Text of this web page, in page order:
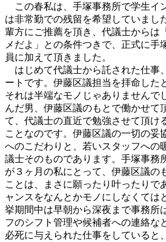
この春私は、手塚事務所で学生イ
は非常勤での残留を希望していまし
輩方にご推薦を頂き、代議士からは
メだよ」との条件つきで、正式に手
員に加えて頂きました。
はじめて代議士から託された仕事
ートです。伊藤区議担当を拝命した
それは半端なモノじゃありませんで
んだ男、伊藤区議のもとで働かせて
て、代議士の直近で勉強させて頂け
ことなのです。伊藤区議の一切の妥
へのこだわりと、若いスタッフへの
議士そのものであります。手塚事務
が３ヶ月の私にとって、伊藤区議の
ことは、まさに願ったり叶ったり
ャンスをなんとかモノにしなくては
挙期間中は早朝から深夜まで事務所
フのシフト管理や候補者への連絡な
必死に与えられた仕事をしていると